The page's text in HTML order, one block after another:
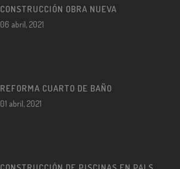
CONSTRUCCIÓN OBRA NUEVA
06 abril, 2021
REFORMA CUARTO DE BAÑO
01 abril, 2021